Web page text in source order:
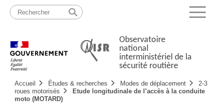
Passer
contenu
Menu
Observatoire
national
interministériel de la
sécurité routière
principale
Accueil Études & recherches Modes de déplacement
2-3
roues motorisés
Etude longitudinale de l’accès à la conduite
moto (MOTARD)